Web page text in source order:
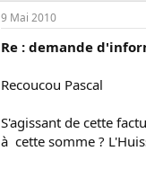
9 Mai 2010
Re : demande
Recoucou Pascal
S'agissant de cette
à cette somme ?